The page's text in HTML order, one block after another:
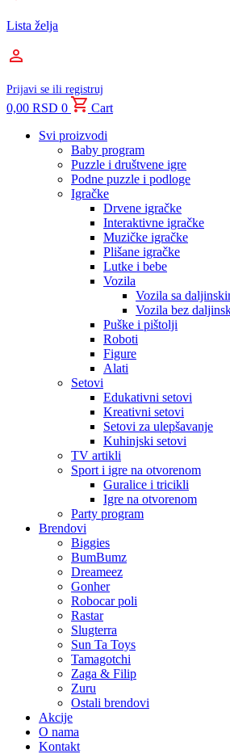
Lista želja
Prijavi se ili registruj
0,00 RSD 0
Cart
Svi proizvodi
Baby program
Puzzle i društvene igre
Podne puzzle i podloge
Igračke
Drvene igračke
Interaktivne igračke
Muzičke igračke
Plišane igračke
Lutke i bebe
Vozila
Vozila sa
Vozila bez
Puške i pištolji
Roboti
Figure
Alati
Setovi
Edukativni setovi
Kreativni setovi
Setovi za ulepšavanje
Kuhinjski setovi
TV artikli
Sport i igre na otvorenom
Guralice i tricikli
Igre na otvorenom
Party program
Brendovi
Biggies
BumBumz
Dreameez
Gonher
Robocar poli
Rastar
Slugterra
Sun Ta Toys
Tamagotchi
Zaga & Filip
Zuru
Ostali brendovi
Akcije
O nama
Kontakt